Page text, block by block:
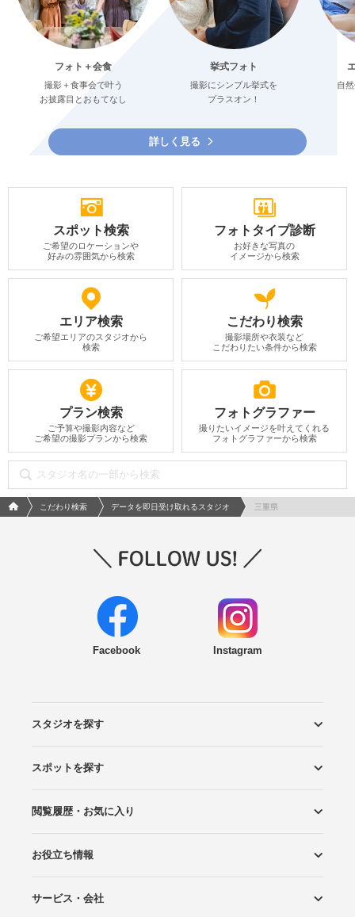
フォト＋会食
撮影＋食事会で叶う
お披露目とおもてなし
挙式フォト
撮影にシンプル挙式を
プラスオン！
自
詳しく見る
スポット検索
ご希望のロケーションや
好みの雰囲気から検索
フォトタイプ診断
お好きな写真の
イメージから検索
エリア検索
ご希望エリアのスタジオから
検索
こだわり検索
撮影場所や衣装など
こだわりたい条件から検索
プラン検索
ご予算や撮影内容など
ご希望の撮影プランから検索
フォトグラファー
撮りたいイメージを叶えてくれる
フォトグラファーから検索
フォトウエディング/結婚写真のPhotorait ホーム
こだわり検索 データを即日受け取れるスタジオ 三重県
Facebook Instagram
スタジオを探す
エリアから探す
こだわりから探す
NEW PHOTO STYLE
プランから探す
フォトタイプ診断
フォトグラファーから探す
国内リゾートから探す
スポットを探す
ロケーションから探す
スタジオから探す
閲覧履歴・お気に入り
閲覧スタジオ
お気に入り
お役立ち情報
Wedding Photo マガジン
はじめてガイド
サービス・会社